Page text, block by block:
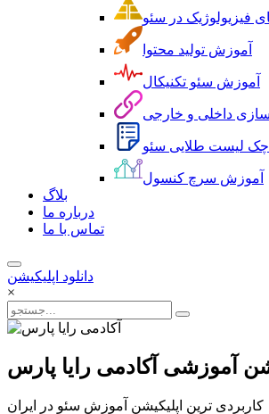
فیزیولوژیک در سئو
آموزش تولید محتوا
آموزش سئو تکنیکال
داخلی و خارجی
چک لیست طلایی سئو
آموزش سرچ کنسول
بلاگ
درباره ما
تماس با ما
دانلود اپلیکیشن
×
آموزشی آکادمی رایا پارس
کاربردی ترین اپلیکیشن آموزش سئو در ایران